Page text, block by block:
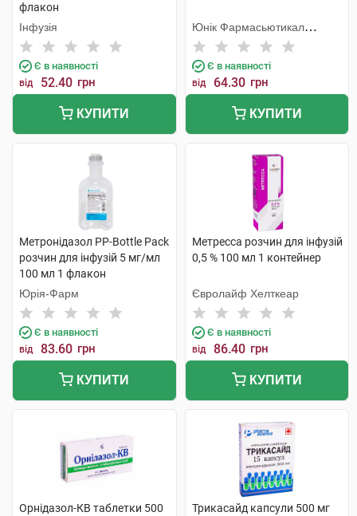
флакон
Інфузія
Є в наявності
від 52.40 грн
КУПИТИ
Юнік Фармасьютикал
Лабораторіз
Є в наявності
від 64.30 грн
КУПИТИ
Метронідазол PP-Bottle Pack
розчин для інфузій 5 мг/мл
100 мл 1 флакон
Юрія-Фарм
Є в наявності
від 83.60 грн
КУПИТИ
Метресса розчин для інфузій
0,5 % 100 мл 1 контейнер
Євролайф Хелткеар
Є в наявності
від 86.40 грн
КУПИТИ
Орнідазол-КВ таблетки 500
Трикасайд капсули 500 мг